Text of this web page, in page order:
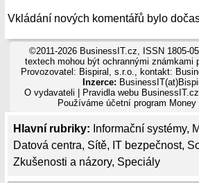
Hlavní rubriky: Informační systémy,
Datová centra, Sítě, IT bezpečnost,
Zkušenosti a názory, Speciály
Vkládání nových komentářů bylo
©2011-2026 BusinessIT.cz, ISSN 1805-
textech mohou být ochrannými známkami
Provozovatel: Bispiral, s.r.o., kontakt:
Inzerce:
O vydavateli
Pravidla webu
Používámeúčetní program Money